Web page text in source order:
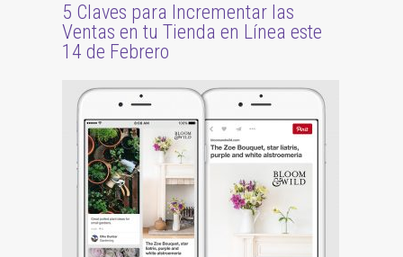
5 Claves para Incrementar las
Ventas en tu Tienda en Línea este
14 de Febrero